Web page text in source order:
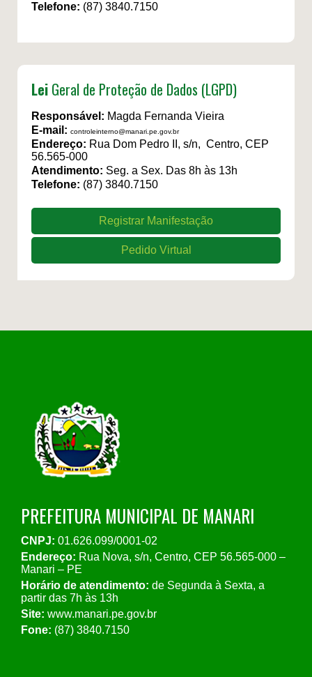
Telefone: (87) 3840.7150
Lei Geral de Proteção de Dados (LGPD)
Responsável: Magda Fernanda Vieira
E-mail: controleinterno@manari.pe.gov.br
Endereço: Rua Dom Pedro II, s/n, Centro, CEP
56.565-000
Atendimento: Seg. a Sex. Das 8h às 13h
Telefone: (87) 3840.7150
Registrar Manifestação
Pedido Virtual
PREFEITURA MUNICIPAL DE MANARI
CNPJ: 01.626.099/0001-02
Endereço: Rua Nova, s/n, Centro, CEP 56.565-000 –
Manari – PE
Horário de atendimento: de Segunda à Sexta, a
partir das 7h às 13h
Site: www.manari.pe.gov.br
Fone: (87) 3840.7150